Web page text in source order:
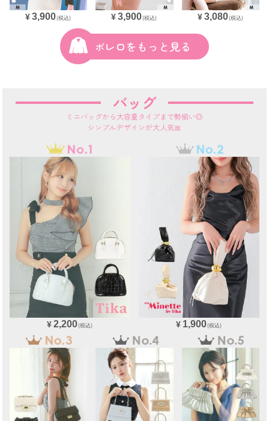
¥ 3,900(税込) ¥ 3,900(税込) ¥3,080(税込)
ボレロをもっと見る
バッグ
ミニバッグから大容量タイプまで勢揃い◎
シンプルデザインが大人気🎀
¥ 2,200(税込) ¥ 1,900(税込)